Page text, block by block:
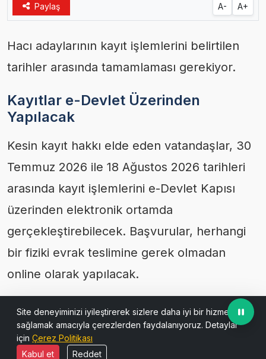
Paylaş A- A+
Hacı adaylarının kayıt işlemlerini belirtilen
tarihler arasında tamamlaması gerekiyor.
Kayıtlar e-Devlet Üzerinden
Yapılacak
Kesin kayıt hakkı elde eden vatandaşlar, 30
Temmuz 2026 ile 18 Ağustos 2026 tarihleri
arasında kayıt işlemlerini e-Devlet Kapısı
üzerinden elektronik ortamda
gerçekleştirebilecek. Başvurular, herhangi
bir fiziki evrak teslimine gerek olmadan
online olarak yapılacak.
Bilgi Almak İsteyenler İçin Destek
Hatları
Kayıt sürecine ilişkin ayrıntılı bilgi almak
Site deneyiminizi iyileştirerek sizlere daha iyi bir hizmet
sağlamak amacıyla çerezlerden faydalanıyoruz. Detaylar
için Çerez Politikası
Kabul et
Reddet